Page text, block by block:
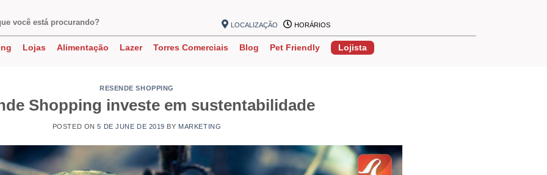
LOCALIZAÇÃO HORÁRIOS
Lojas Alimentação Lazer Torres Comerciais Blog Pet Friendly Lojista
RESENDE SHOPPING
Shopping investe em sustentabilidade
POSTED ON5 DE JUNE DE 2019 BY MARKETING